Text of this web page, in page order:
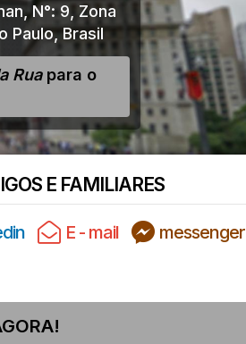
,N°: 9 Zona
Paulo,Brasil
Ruapara o
E FAMILIARES
E - mail
messenger